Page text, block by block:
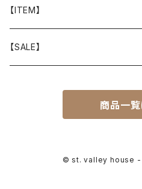
山と道
T-SHIRT
迷迭香
Akihiro Wood Works
【ITEM】
WEAR
【SALE】
商品一覧
© st. valley house -